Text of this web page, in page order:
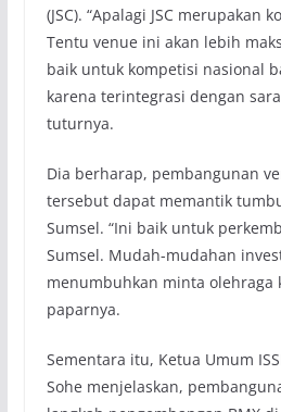
(JSC). “Apalagi JSC merupakan
Tentu venue ini akan lebih
baik untuk kompetisi nasional
karena terintegrasi dengan
tuturnya.
Dia berharap, pembangunan
tersebut dapat memantik
Sumsel. “Ini baik untuk
Sumsel. Mudah-mudahan
menumbuhkan minta olehraga
paparnya.
Sementara itu, Ketua Umum
Sohe menjelaskan,